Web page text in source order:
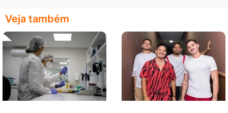
Veja também